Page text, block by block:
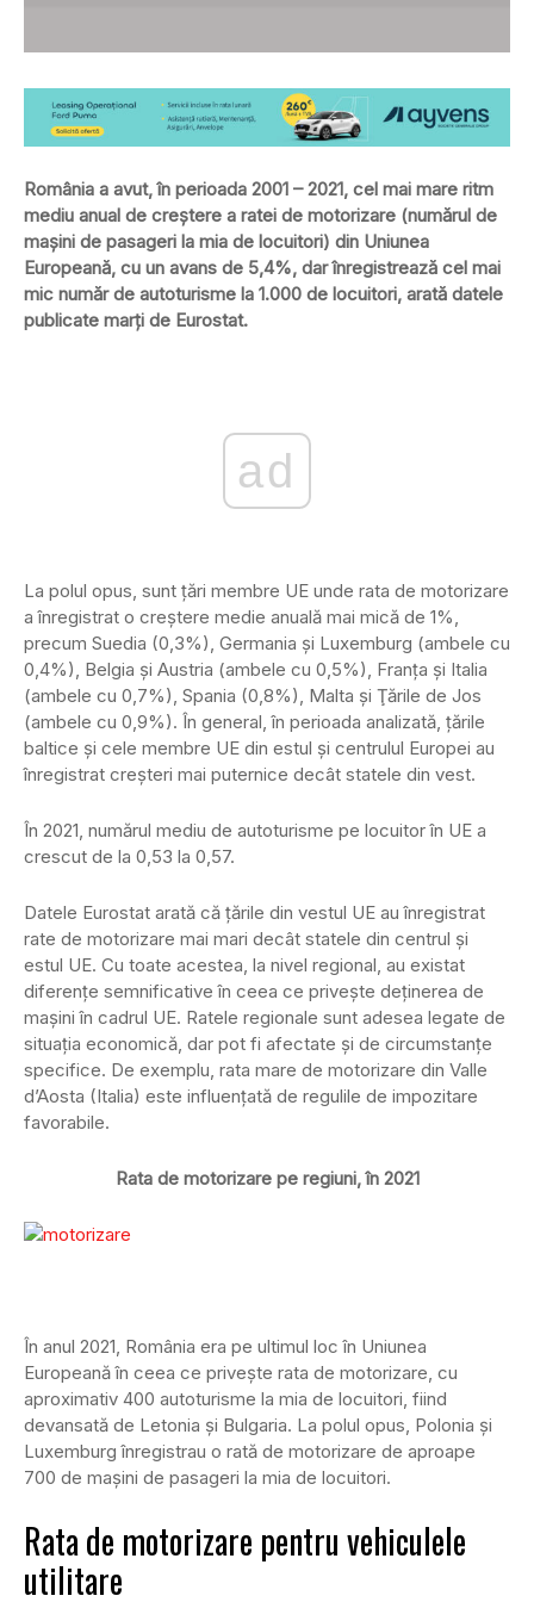
România a avut, în perioada 2001 – 2021, cel mai mare ritm
mediu anual de creştere a ratei de motorizare (numărul de
mașini de pasageri la mia de locuitori) din Uniunea
Europeană, cu un avans de 5,4%, dar înregistrează cel mai
mic număr de autoturisme la 1.000 de locuitori, arată datele
publicate marţi de Eurostat.
ad
La polul opus, sunt ţări membre UE unde rata de motorizare
a înregistrat o creştere medie anuală mai mică de 1%,
precum Suedia (0,3%), Germania şi Luxemburg (ambele cu
0,4%), Belgia şi Austria (ambele cu 0,5%), Franţa şi Italia
(ambele cu 0,7%), Spania (0,8%), Malta şi Ţările de Jos
(ambele cu 0,9%). În general, în perioada analizată, țările
baltice și cele membre UE din estul și centrulul Europei au
înregistrat creșteri mai puternice decât statele din vest.
În 2021, numărul mediu de autoturisme pe locuitor în UE a
crescut de la 0,53 la 0,57.
Datele Eurostat arată că țările din vestul UE au înregistrat
rate de motorizare mai mari decât statele din centrul și
estul UE. Cu toate acestea, la nivel regional, au existat
diferențe semnificative în ceea ce privește deținerea de
mașini în cadrul UE. Ratele regionale sunt adesea legate de
situația economică, dar pot fi afectate și de circumstanțe
specifice. De exemplu, rata mare de motorizare din Valle
d’Aosta (Italia) este influențată de regulile de impozitare
favorabile.
Rata de motorizare pe regiuni, în 2021
În anul 2021, România era pe ultimul loc în Uniunea
Europeană în ceea ce privește rata de motorizare, cu
aproximativ 400 autoturisme la mia de locuitori, fiind
devansată de Letonia și Bulgaria. La polul opus, Polonia şi
Luxemburg înregistrau o rată de motorizare de aproape
700 de mașini de pasageri la mia de locuitori.
Rata de motorizare pentru vehiculele
utilitare